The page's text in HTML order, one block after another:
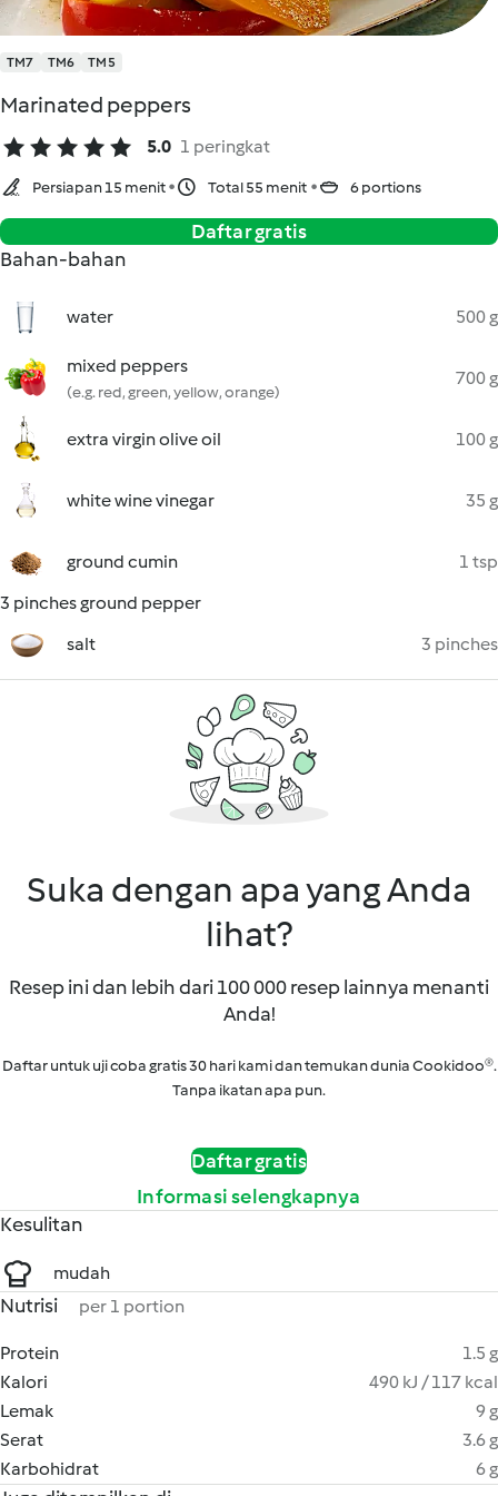
TM7 TM6 TM5
Marinated peppers
5.0 1 peringkat
Persiapan 15 menit Total 55 menit 6 portions
Daftar gratis
Bahan-bahan
water 500 g
mixed peppers
(e.g. red, green, yellow, orange)
700 g
extra virgin olive oil 100 g
white wine vinegar 35 g
ground cumin
1 tsp
3 pinches ground pepper
salt
3 pinches
Suka dengan apa yang Anda
lihat?
Resep ini dan lebih dari 100 000 resep lainnya menanti
Anda!
Daftar untuk uji coba gratis 30 hari kami dan temukan dunia Cookidoo®.
Tanpa ikatan apa pun.
Daftar gratis
Informasi selengkapnya
Kesulitan
mudah
Nutrisi per 1 portion
Protein
1.5 g
Kalori
490 kJ / 117 kcal
Lemak
9 g
Serat
3.6 g
Karbohidrat
6 g